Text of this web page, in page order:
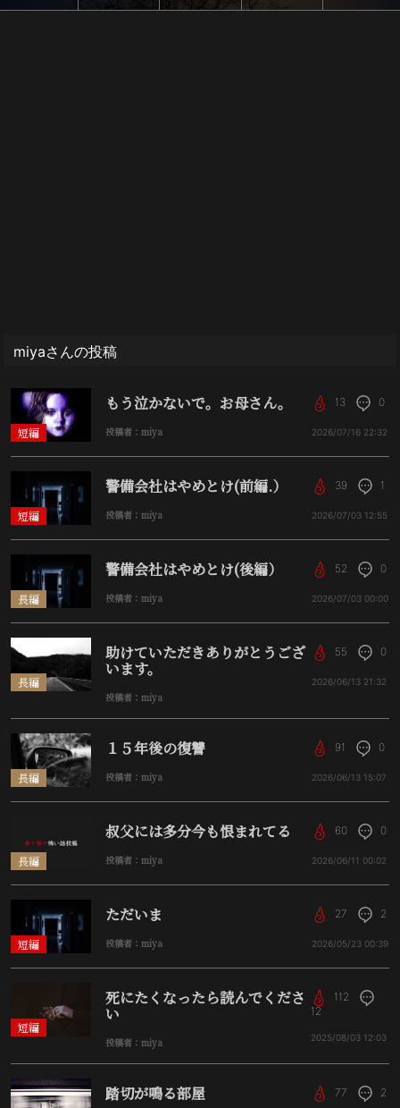
miyaさんの投稿
短編
もう泣かないで。お母さん。
投稿者：miya
13 0
2026/07/16 22:32
短編
警備会社はやめとけ(前編.）
投稿者：miya
39 1
2026/07/03 12:55
長編
警備会社はやめとけ(後編）
投稿者：miya
52 0
2026/07/03 00:00
長編
助けていただきありがとうござ
います。
投稿者：miya
55 0
2026/06/13 21:32
長編
１５年後の復讐
投稿者：miya
91 0
2026/06/13 15:07
長編
叔父には多分今も恨まれてる
投稿者：miya
60 0
2026/06/11 00:02
短編
ただいま
投稿者：miya
27 2
2026/05/23 00:39
短編
死にたくなったら読んでくださ
い
投稿者：miya
112
12
2025/08/03 12:03
踏切が鳴る部屋 77 2